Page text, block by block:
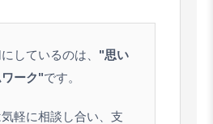
しているのは、 "思い
ーク"です。
軽に相談し合い、支